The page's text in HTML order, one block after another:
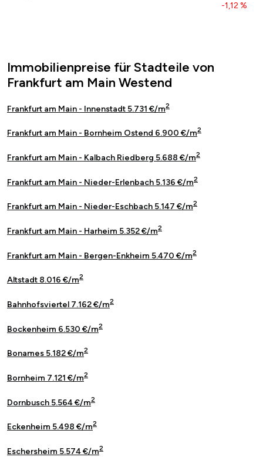
-1,12 %
Immobilienpreise für Stadteile von
Frankfurt am Main Westend
Frankfurt am Main - Innenstadt 5.731 €/m2
Frankfurt am Main - Bornheim Ostend 6.900 €/m2
Frankfurt am Main - Kalbach Riedberg 5.688 €/m2
Frankfurt am Main - Nieder-Erlenbach 5.136 €/m2
Frankfurt am Main - Nieder-Eschbach 5.147 €/m2
Frankfurt am Main - Harheim 5.352 €/m2
Frankfurt am Main - Bergen-Enkheim 5.470 €/m2
Altstadt 8.016 €/m2
Bahnhofsviertel 7.162 €/m2
Bockenheim 6.530 €/m2
Bonames 5.182 €/m2
Bornheim 7.121 €/m2
Dornbusch 5.564 €/m2
Eckenheim 5.498 €/m2
Eschersheim 5.574 €/m2